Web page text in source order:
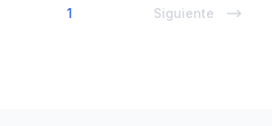
1 Siguiente